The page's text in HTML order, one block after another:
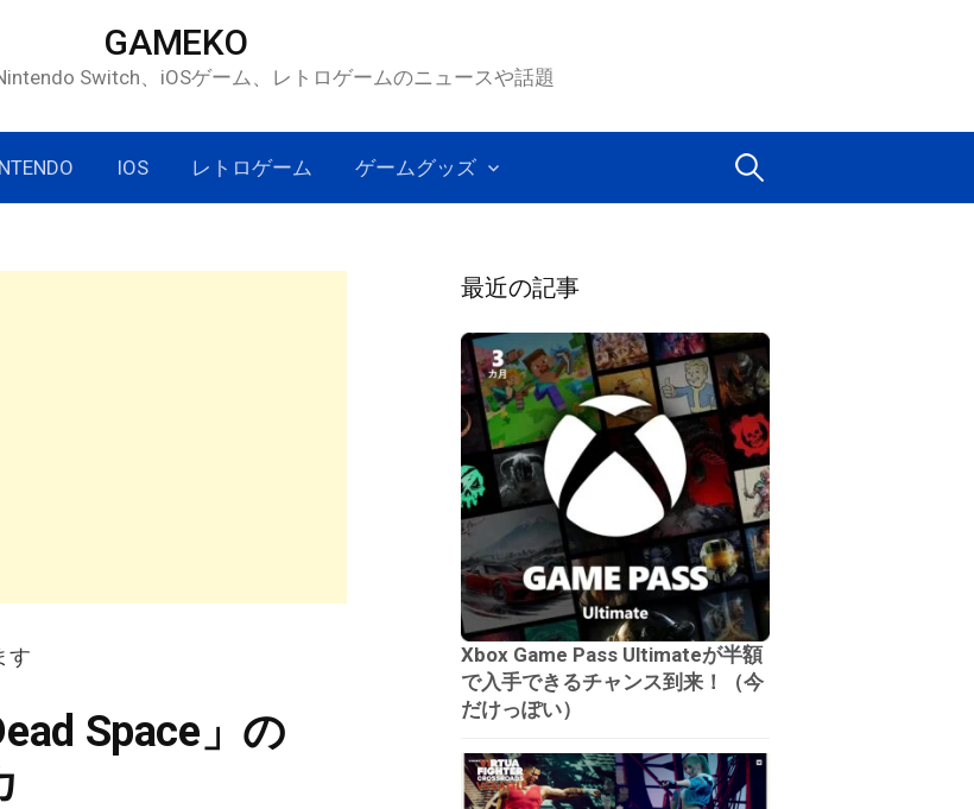
GAMEKO
Switch、iOSゲーム、レトロゲームのニュースや話題
IOS レトロゲーム ゲームグッズ 検
す
Space」の
最近の記事
Xbox Game Pass Ultimateが半額
で入手できるチャンス到来！（今
だけっぽい）